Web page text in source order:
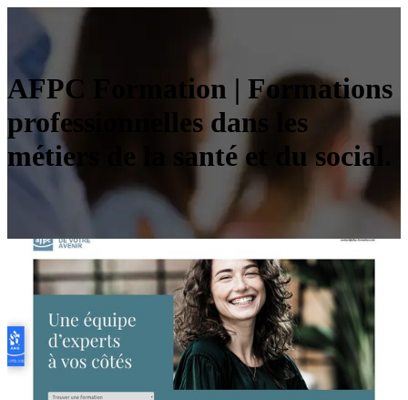
AFPC Formation | Formations
professionnelles dans les
métiers de la santé et du social.